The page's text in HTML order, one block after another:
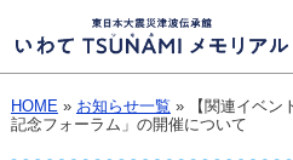
HOME» お知らせ一覧 » 【関連イベン
記念フォーラム」の開催について